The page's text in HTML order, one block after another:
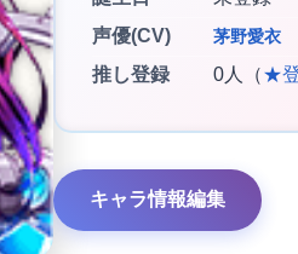
声優(CV)
茅野愛衣
推し登録 0人（★
キャラ情報編集